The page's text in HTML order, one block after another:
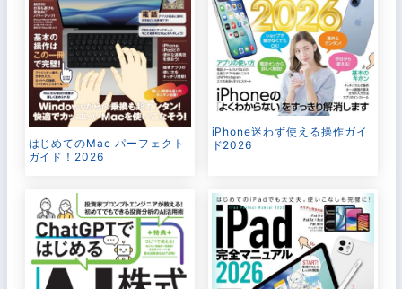
はじめてのMac パーフェクト
ガイド！2026
iPhone迷わず使える操作ガイ
ド2026